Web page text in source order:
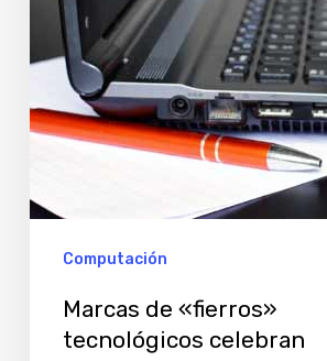
comercial
pero
reclaman
por
Computación
Marcas de «fierros»
tecnológicos celebran